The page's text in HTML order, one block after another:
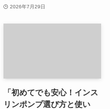
2026年7月29日
「初めてでも安心！インス
リンポンプ選び方と使い